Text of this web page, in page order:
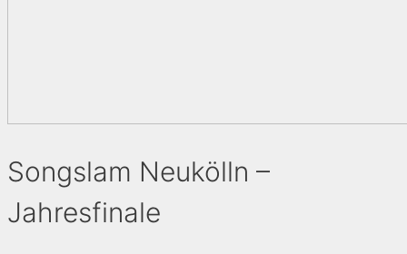
Songslam Neukölln –
Jahresfinale